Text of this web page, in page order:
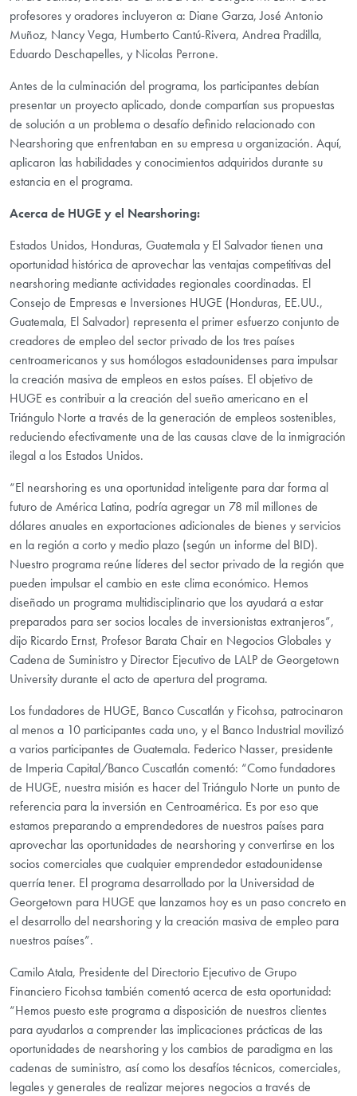
profesores y oradores incluyeron a: Diane Garza, José Antonio
Muñoz, Nancy Vega, Humberto Cantú-Rivera, Andrea Pradilla,
Eduardo Deschapelles, y Nicolas Perrone.
Antes de la culminación del programa, los participantes debían
presentar un proyecto aplicado, donde compartían sus propuestas
de solución a un problema o desafío definido relacionado con
Nearshoring que enfrentaban en su empresa u organización. Aquí,
aplicaron las habilidades y conocimientos adquiridos durante su
estancia en el programa.
Acerca de HUGE y el Nearshoring:
Estados Unidos, Honduras, Guatemala y El Salvador tienen una
oportunidad histórica de aprovechar las ventajas competitivas del
nearshoring mediante actividades regionales coordinadas. El
Consejo de Empresas e Inversiones HUGE (Honduras, EE.UU.,
Guatemala, El Salvador) representa el primer esfuerzo conjunto de
creadores de empleo del sector privado de los tres países
centroamericanos y sus homólogos estadounidenses para impulsar
la creación masiva de empleos en estos países. El objetivo de
HUGE es contribuir a la creación del sueño americano en el
Triángulo Norte a través de la generación de empleos sostenibles,
reduciendo efectivamente una de las causas clave de la inmigración
ilegal a los Estados Unidos.
“El nearshoring es una oportunidad inteligente para dar forma al
futuro de América Latina, podría agregar un 78 mil millones de
dólares anuales en exportaciones adicionales de bienes y servicios
en la región a corto y medio plazo (según un informe del BID).
Nuestro programa reúne líderes del sector privado de la región que
pueden impulsar el cambio en este clima económico. Hemos
diseñado un programa multidisciplinario que los ayudará a estar
preparados para ser socios locales de inversionistas extranjeros”,
dijo Ricardo Ernst, Profesor Barata Chair en Negocios Globales y
Cadena de Suministro y Director Ejecutivo de LALP de Georgetown
University durante el acto de apertura del programa.
Los fundadores de HUGE, Banco Cuscatlán y Ficohsa, patrocinaron
al menos a 10 participantes cada uno, y el Banco Industrial movilizó
a varios participantes de Guatemala. Federico Nasser, presidente
de Imperia Capital/Banco Cuscatlán comentó: “Como fundadores
de HUGE, nuestra misión es hacer del Triángulo Norte un punto de
referencia para la inversión en Centroamérica. Es por eso que
estamos preparando a emprendedores de nuestros países para
aprovechar las oportunidades de nearshoring y convertirse en los
socios comerciales que cualquier emprendedor estadounidense
querría tener. El programa desarrollado por la Universidad de
Georgetown para HUGE que lanzamos hoy es un paso concreto en
el desarrollo del nearshoring y la creación masiva de empleo para
nuestros países”.
Camilo Atala, Presidente del Directorio Ejecutivo de Grupo
Financiero Ficohsa también comentó acerca de esta oportunidad:
“Hemos puesto este programa a disposición de nuestros clientes
para ayudarlos a comprender las implicaciones prácticas de las
oportunidades de nearshoring y los cambios de paradigma en las
cadenas de suministro, así como los desafíos técnicos, comerciales,
legales y generales de realizar mejores negocios a través de